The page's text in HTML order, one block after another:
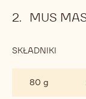
MUS
SKŁADNIKI
80 g